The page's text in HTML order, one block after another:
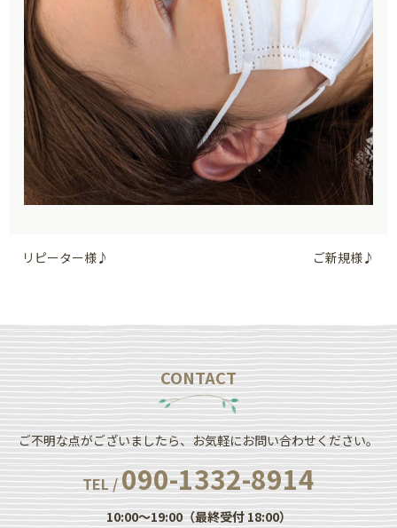
リピーター様♪ ご新規様♪
CONTACT
ご不明な点がございましたら、お気軽にお問い合わせください。
TEL /090-1332-8914
10:00～19:00（最終受付 18:00）